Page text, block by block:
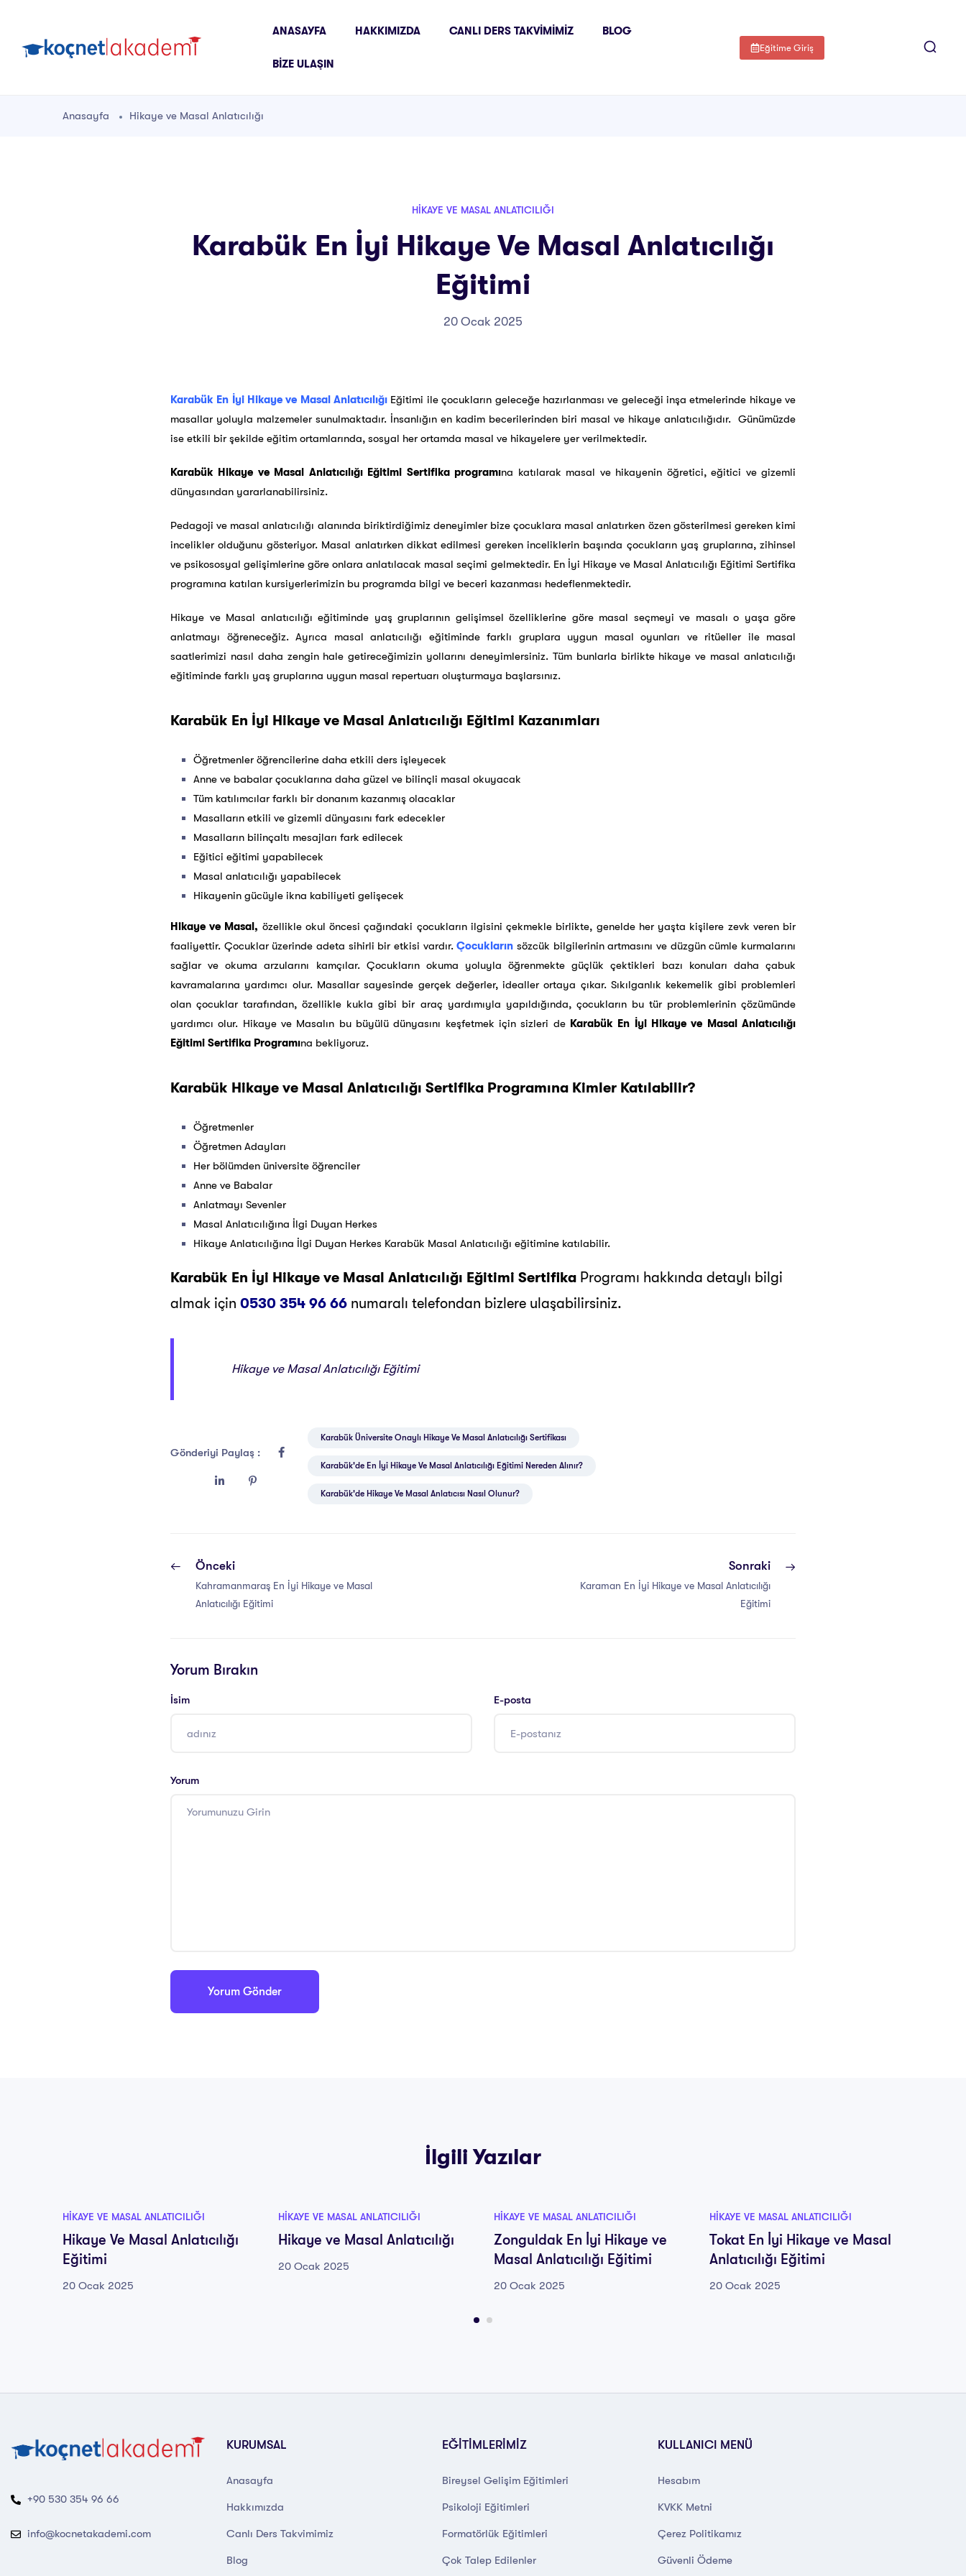
ANASAYFA HAKKIMIZDA CANLI DERS TAKVIMIMIZ BLOG
BIZE ULAŞIN
Eğitime Giriş
Anasayfa Hikaye ve Masal Anlatıcılığı
HIKAYE VE MASAL ANLATICILIĞI
Karabük En İyi Hikaye Ve Masal Anlatıcılığı
Eğitimi
20 Ocak 2025
Karabük En İyi Hikaye ve Masal Anlatıcılığı Eğitimi ile çocukların geleceğe hazırlanması ve geleceği inşa etmelerinde hikaye ve
masallar yoluyla malzemeler sunulmaktadır. İnsanlığın en kadim becerilerinden biri masal ve hikaye anlatıcılığıdır. Günümüzde
ise etkili bir şekilde eğitim ortamlarında, sosyal her ortamda masal ve hikayelere yer verilmektedir.
Karabük Hikaye ve Masal Anlatıcılığı Eğitimi Sertifika programına katılarak masal ve hikayenin öğretici, eğitici ve gizemli
dünyasından yararlanabilirsiniz.
Pedagoji ve masal anlatıcılığı alanında biriktirdiğimiz deneyimler bize çocuklara masal anlatırken özen gösterilmesi gereken kimi
incelikler olduğunu gösteriyor. Masal anlatırken dikkat edilmesi gereken inceliklerin başında çocukların yaş gruplarına, zihinsel
ve psikososyal gelişimlerine göre onlara anlatılacak masal seçimi gelmektedir. En İyi Hikaye ve Masal Anlatıcılığı Eğitimi Sertifika
programına katılan kursiyerlerimizin bu programda bilgi ve beceri kazanması hedeflenmektedir.
Hikaye ve Masal anlatıcılığı eğitiminde yaş gruplarının gelişimsel özelliklerine göre masal seçmeyi ve masalı o yaşa göre
anlatmayı öğreneceğiz. Ayrıca masal anlatıcılığı eğitiminde farklı gruplara uygun masal oyunları ve ritüeller ile masal
saatlerimizi nasıl daha zengin hale getireceğimizin yollarını deneyimlersiniz. Tüm bunlarla birlikte hikaye ve masal anlatıcılığı
eğitiminde farklı yaş gruplarına uygun masal repertuarı oluşturmaya başlarsınız.
Karabük En İyi Hikaye ve Masal Anlatıcılığı Eğitimi Kazanımları
Öğretmenler öğrencilerine daha etkili ders işleyecek
Anne ve babalar çocuklarına daha güzel ve bilinçli masal okuyacak
Tüm katılımcılar farklı bir donanım kazanmış olacaklar
Masalların etkili ve gizemli dünyasını fark edecekler
Masalların bilinçaltı mesajları fark edilecek
Eğitici eğitimi yapabilecek
Masal anlatıcılığı yapabilecek
Hikayenin gücüyle ikna kabiliyeti gelişecek
Hikaye ve Masal, özellikle okul öncesi çağındaki çocukların ilgisini çekmekle birlikte, genelde her yaşta kişilere zevk veren bir
faaliyettir. Çocuklar üzerinde adeta sihirli bir etkisi vardır.Çocukların sözcük bilgilerinin artmasını ve düzgün cümle kurmalarını
sağlar ve okuma arzularını kamçılar. Çocukların okuma yoluyla öğrenmekte güçlük çektikleri bazı konuları daha çabuk
kavramalarına yardımcı olur. Masallar sayesinde gerçek değerler, idealler ortaya çıkar. Sıkılganlık kekemelik gibi problemleri
olan çocuklar tarafından, özellikle kukla gibi bir araç yardımıyla yapıldığında, çocukların bu tür problemlerinin çözümünde
yardımcı olur. Hikaye ve Masalın bu büyülü dünyasını keşfetmek için sizleri de Karabük En İyi Hikaye ve Masal Anlatıcılığı
Eğitimi Sertifika Programına bekliyoruz.
Karabük Hikaye ve Masal Anlatıcılığı Sertifika Programına Kimler Katılabilir?
Öğretmenler
Öğretmen Adayları
Her bölümden üniversite öğrenciler
Anne ve Babalar
Anlatmayı Sevenler
Masal Anlatıcılığına İlgi Duyan Herkes
Hikaye Anlatıcılığına İlgi Duyan Herkes Karabük Masal Anlatıcılığı eğitimine katılabilir.
Karabük En İyi Hikaye ve Masal Anlatıcılığı Eğitimi Sertifika Programı hakkında detaylı bilgi
almak için 0530 354 96 66 numaralı telefondan bizlere ulaşabilirsiniz.
Hikaye ve Masal Anlatıcılığı Eğitimi
Gönderiyi Paylaş :
Karabük Üniversite Onaylı Hikaye Ve Masal Anlatıcılığı Sertifikası
Karabük'de En İyi Hikaye Ve Masal Anlatıcılığı Eğitimi Nereden Alınır?
Karabük'de Hikaye Ve Masal Anlatıcısı Nasıl Olunur?
Önceki
Kahramanmaraş En İyi Hikaye ve Masal
Anlatıcılığı Eğitimi
Sonraki
Karaman En İyi Hikaye ve Masal Anlatıcılığı
Eğitimi
Yorum Bırakın
İsim E-posta
Yorum
İlgili Yazılar
HIKAYE VE MASAL ANLATICILIĞI
Hikaye Ve Masal Anlatıcılığı
Eğitimi
20 Ocak 2025
HIKAYE VE MASAL ANLATICILIĞI
Hikaye ve Masal Anlatıcılığı
20 Ocak 2025
HIKAYE VE MASAL ANLATICILIĞI
Zonguldak En İyi Hikaye ve
Masal Anlatıcılığı Eğitimi
20 Ocak 2025
HIKAYE VE MASAL ANLATICILIĞI
Tokat En İyi Hikaye ve Masal
Anlatıcılığı Eğitimi
20 Ocak 2025
+90 530 354 96 66
info@kocnetakademi.com
KURUMSAL
Anasayfa
Hakkımızda
Canlı Ders Takvimimiz
Blog
EĞİTİMLERİMİZ
Bireysel Gelişim Eğitimleri
Psikoloji Eğitimleri
Formatörlük Eğitimleri
Çok Talep Edilenler
KULLANICI MENÜ
Hesabım
KVKK Metni
Çerez Politikamız
Güvenli Ödeme